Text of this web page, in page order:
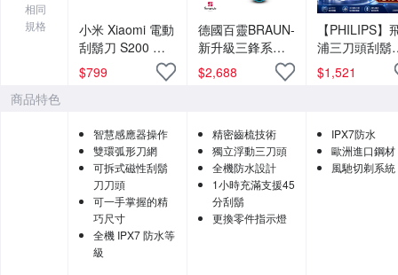
相同
規格
小米 Xiaomi 電動
刮鬍刀 S200 官
方旗艦館
$799
德國百靈BRAUN-
新升級三鋒系列
電動刮鬍刀/電鬍
刀3010s
$2,688
【PHILIPS】
浦三刀頭刮鬍
S1213送
藍光噴霧槍
$1,521
商品特色
智慧感應器操作
雙環弧形刀網
可拆式磁性刮鬍
刀刀頭
可一手掌握的精
巧尺寸
全機 IPX7 防水等
級
精密齒梳技術
獨立浮動三刀頭
全機防水設計
1小時充滿支援45
分刮鬍
更換零件指示燈
IPX7防水
歐洲進口鋼材
風馳切剃系統